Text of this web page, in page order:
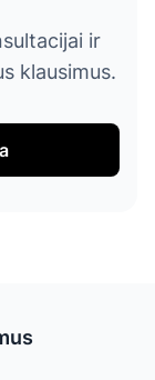
ir
klausimus.